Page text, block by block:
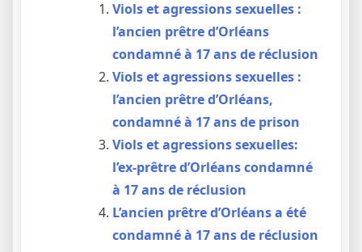
Viols et agressions sexuelles :
l’ancien prêtre d’Orléans
condamné à 17 ans de réclusion
Viols et agressions sexuelles :
l’ancien prêtre d’Orléans,
condamné à 17 ans de prison
Viols et agressions sexuelles:
l’ex-prêtre d’Orléans condamné
à 17 ans de réclusion
L’ancien prêtre d’Orléans a été
condamné à 17 ans de réclusion